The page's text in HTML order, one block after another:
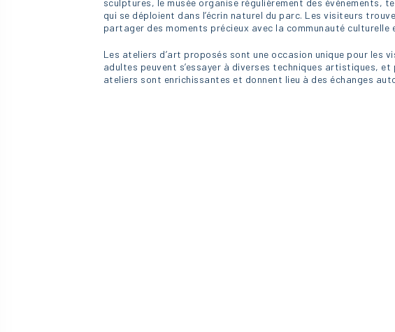
sculptures, le musée organise régulièrement des
qui se déploient dans l’écrin naturel du parc. Les visiteurs
partager des moments précieux avec la communauté culturelle
Les ateliers d’art proposés sont une occasion unique pour les
adultes peuvent s’essayer à diverses techniques artistiques,
ateliers sont enrichissantes et donnent lieu à des échanges